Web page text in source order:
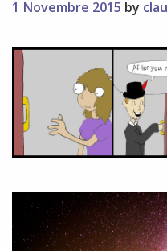
1 Novembre 2015 by